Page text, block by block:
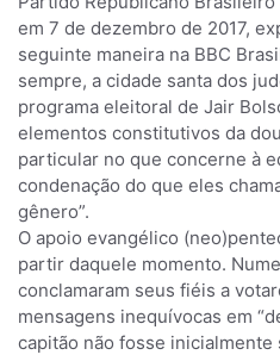
em 7 de dezembro de 2017,
seguinte maneira na BBC
sempre, a cidade santa dos
programa eleitoral de Jair
elementos constitutivos da
particular no que concerne à
condenação do que eles
gênero”.
O apoio evangélico
partir daquele momento.
conclamaram seus fiéis a
mensagens inequívocas em
capitão não fosse inicialmente